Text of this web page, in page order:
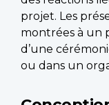
projet. Les
montrées à un
d’une
ou dans un